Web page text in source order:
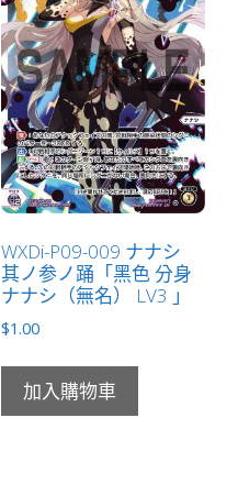
WXDi-P09-009 ナナシ
其ノ参ノ踊「黑色 分身
ナナシ（無名） LV3 」
$1.00
加入購物車